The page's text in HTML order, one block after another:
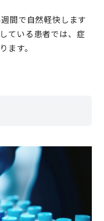
間で自然軽快します
ている患者では、症
ます。